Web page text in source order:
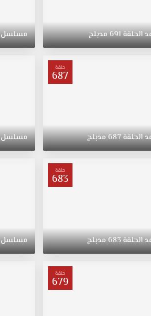
الحلقة691مدبلج مسلسل
حلقة
687
الحلقة687مدبلج مسلسل
حلقة
683
الحلقة683مدبلج مسلسل
حلقة
679